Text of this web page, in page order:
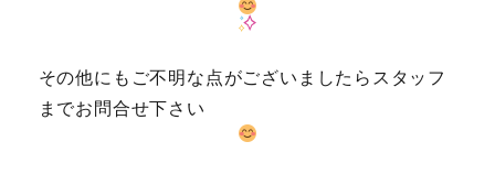
その他にもご不明な点がございましたらスタッフ
までお問合せ下さい